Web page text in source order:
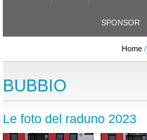
SPONSOR
Home/
BUBBIO
Le foto del raduno 2023